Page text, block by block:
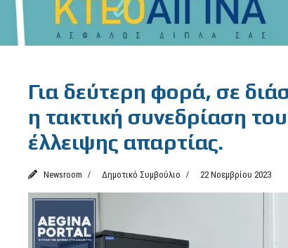
Για δεύτερη φορά, σε
η τακτική συνεδρίαση
έλλειψης απαρτίας.
Newsroom Δημοτικό Συμβούλιο 22 Νοεμβρίου 2023